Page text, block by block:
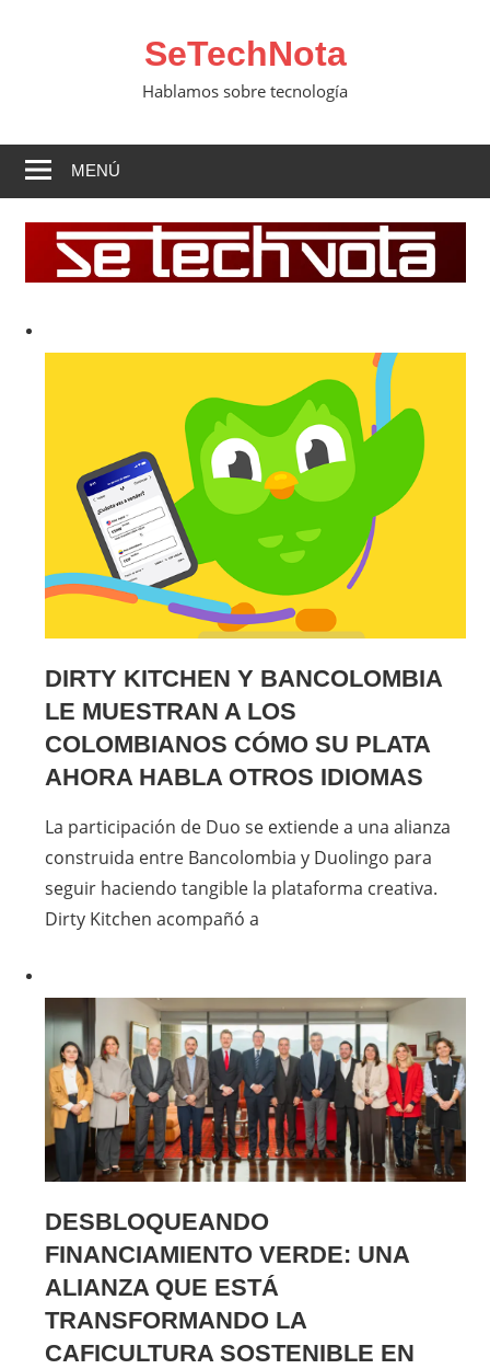
SeTechNota
Hablamos sobre tecnología
MENÚ
DIRTY KITCHEN Y BANCOLOMBIA
LE MUESTRAN A LOS
COLOMBIANOS CÓMO SU PLATA
AHORA HABLA OTROS IDIOMAS
La participación de Duo se extiende a una alianza
construida entre Bancolombia y Duolingo para
seguir haciendo tangible la plataforma creativa.
Dirty Kitchen acompañó a
DESBLOQUEANDO
FINANCIAMIENTO VERDE: UNA
ALIANZA QUE ESTÁ
TRANSFORMANDO LA
CAFICULTURA SOSTENIBLE EN